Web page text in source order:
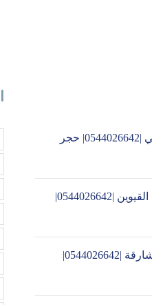
تركيب حجر صناعي في دبي |0544026642| حجر
تركيب حجر صناعي في ام القيوين |0544026642|
تركيب حجر صناعي في الشارقة |0544026642|